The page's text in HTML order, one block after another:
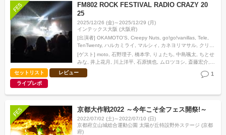
FM802 ROCK FESTIVAL RADIO CRAZY 20
25
2025/12/26 (金)～2025/12/29 (月)
インテックス大阪 (大阪府)
[出演者] OKAMOTO'S, Creepy Nuts, go!go!vanillas, Tele,
TenTwenty, ハルカミライ, マルシィ, カネヨリマサル, クリー
プハイプ, THE BAWDIES, sumika,…
[ゲスト] moto 石野理子 橋本学 りょたち 中島颯太
ちとせ
みな
井上花月 川上洋平 石原慎也 ムロツヨシ
斎藤宏介
花井悠希
祐介
藤井怜
斎藤宏介 ビッケブランカ Maika 中島颯太 甫木元空
セットリスト
レビュー
ライブレポ
1
京都大作戦2022 ～今年こそ全フェス開祭!～
2022/07/02 (土)～2022/07/10 (日)
京都府立山城総合運動公園 太陽が丘特設野外ステージ (京都
府)